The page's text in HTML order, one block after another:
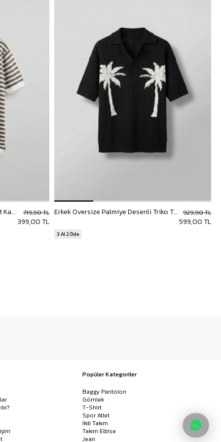
Erkek Triko Polo Yaka Çizgili T-Shirt Kahve
399,00 TL
719,90 TL
Erkek Oversize Palmiye Desenli Triko T-Shirt Siyah
599,00 TL
929,90 TL
3 Al 2 Öde
Popüler Kategoriler
Baggy Pantolon
Gömlek
T-Shirt
Spor Atlet
İkili Takım
Takım Elbise
Jean